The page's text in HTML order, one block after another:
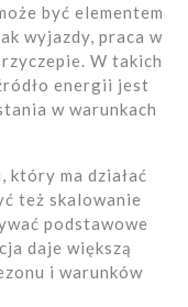
być elementem
wyjazdy, praca w
W takich
energii jest
w warunkach
który ma działać
też skalowanie
podstawowe
daje większą
i warunków